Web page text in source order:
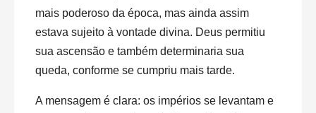
mais poderoso da época, mas ainda assim
estava sujeito à vontade divina. Deus permitiu
sua ascensão e também determinaria sua
queda, conforme se cumpriu mais tarde.
A mensagem é clara: os impérios se levantam e